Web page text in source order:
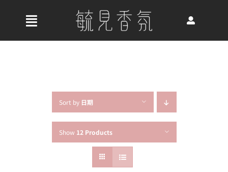
收
關於我們
最新消息
Sort by 日期
Show 12 Products